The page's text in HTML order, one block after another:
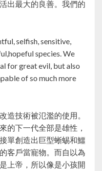
出最大的良善。我們的
selfish, sensitive,
species. We
for great evil, but also
of so much more
造技術被氾濫的使用。
的下一代全部是雄性，
單創造出巨型蜥蜴和鱷
客戶當寵物。而自以為
上帝，所以像是小孩開